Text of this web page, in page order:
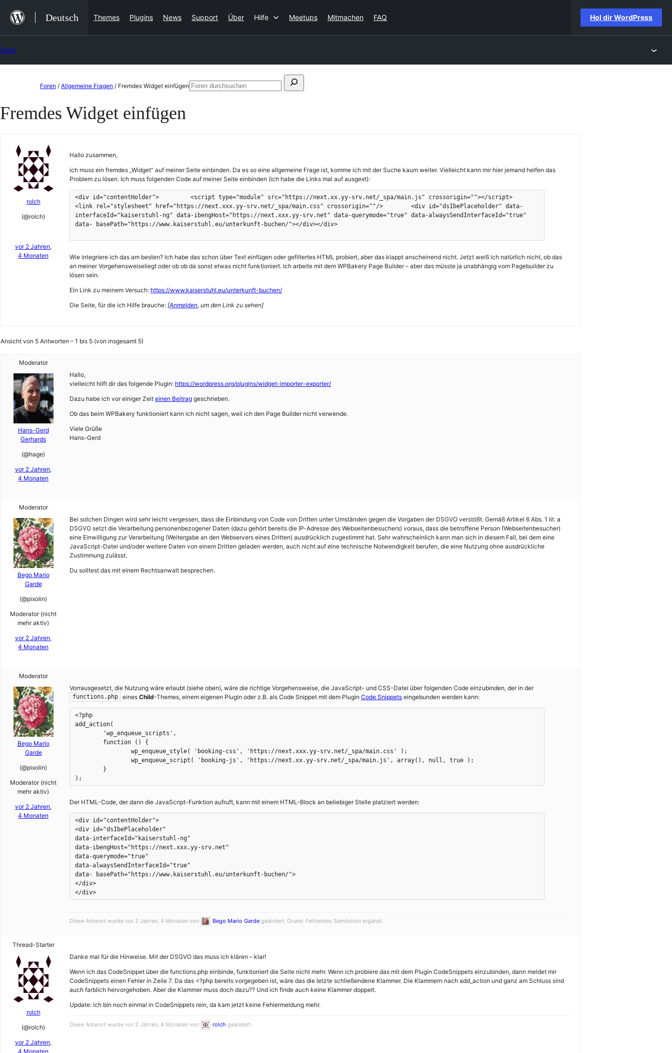
Inhalt
springen
Deutsch Themes Plugins News Support Über Hilfe Meetups Mitmachen FAQ Hol dir WordPress
springen
Foren / Allgemeine Fragen / Fremdes Widget einfügenSuchen
Foren
Fremdes Widget einfügen
rolch
(@rolch)
vor 2 Jahren,
4 Monaten
Hallo zusammen,
ich muss ein fremdes „Widget“ auf meiner Seite einbinden. Da es so eine allgemeine Frage ist, komme ich mit der Suche kaum weiter. Vielleicht kann mir hier jemand helfen das
Problem zu lösen. Ich muss folgenden Code auf meiner Seite einbinden (ich habe die Links mal auf ausgext):
<div id="contentHolder">         <script type="module" src="https://next.xx.yy-srv.net/_spa/main.js" crossorigin=""></script>
<link rel="stylesheet" href="https://next.xxx.yy-srv.net/_spa/main.css" crossorigin=""/>        <div id="dsIbePlaceholder" data-
interfaceId="kaiserstuhl-ng" data-ibengHost="https://next.xxx.yy-srv.net" data-querymode="true" data-alwaysSendInterfaceId="true"
data- basePath="https://www.kaiserstuhl.eu/unterkunft-buchen/"></div></div>
Wie integriere ich das am besten? Ich habe das schon über Text einfügen oder gefiltertes HTML probiert, aber das klappt anscheinend nicht. Jetzt weiß ich natürlich nicht, ob das
an meiner Vorgehensweiseliegt oder ob ob da sonst etwas nicht funktioniert. Ich arbeite mit dem WPBakery Page Builder – aber das müsste ja unabhängig vom Pagebuilder zu
lösen sein.
Ein Link zu meinem Versuch: https://www.kaiserstuhl.eu/unterkunft-buchen/
Die Seite, für die ich Hilfe brauche: [Anmelden, um den Link zu sehen]
Ansicht von 5 Antworten – 1 bis 5 (von insgesamt 5)
Moderator
Hans-Gerd
Gerhards
(@hage)
vor 2 Jahren,
4 Monaten
Hallo,
vielleicht hilft dir das folgende Plugin: https://wordpress.org/plugins/widget-importer-exporter/
Dazu habe ich vor einiger Zeit einen Beitrag geschrieben.
Ob das beim WPBakery funktioniert kann ich nicht sagen, weil ich den Page Builder nicht verwende.
Viele Grüße
Hans-Gerd
Moderator
Bego Mario
Garde
(@pixolin)
Moderator (nicht
mehr aktiv)
vor 2 Jahren,
4 Monaten
Bei solchen Dingen wird sehr leicht vergessen, dass die Einbindung von Code von Dritten unter Umständen gegen die Vorgaben der DSGVO verstößt. Gemäß Artikel 6 Abs. 1 lit. a
DSGVO setzt die Verarbeitung personenbezogener Daten (dazu gehört bereits die IP-Adresse des Webseitenbesuchers) voraus, dass die betroffene Person (Webseitenbesucher)
eine Einwilligung zur Verarbeitung (Weitergabe an den Webservers eines Dritten) ausdrücklich zugestimmt hat. Sehr wahrscheinlich kann man sich in diesem Fall, bei dem eine
JavaScript-Datei und/oder weitere Daten von einem Dritten geladen werden, auch nicht auf eine technische Notwendigkeit berufen, die eine Nutzung ohne ausdrückliche
Zustimmung zulässt.
Du solltest das mit einem Rechtsanwalt besprechen.
Moderator
Bego Mario
Garde
(@pixolin)
Moderator (nicht
mehr aktiv)
vor 2 Jahren,
4 Monaten
Vorrausgesetzt, die Nutzung wäre erlaubt (siehe oben), wäre die richtige Vorgehensweise, die JavaScript- und CSS-Datei über folgenden Code einzubinden, der in der
functions.php eines Child-Themes, einem eigenen Plugin oder z.B. als Code Snippet mit dem Plugin Code Snippets eingebunden werden kann:
<?php
add_action(
Der HTML-Code, der dann die JavaScript-Funktion aufruft, kann mit einem HTML-Block an beliebiger Stelle platziert werden:
<div id="contentHolder">
<div id="dsIbePlaceholder"
data-interfaceId="kaiserstuhl-ng"
data-ibengHost="https://next.xxx.yy-srv.net"
data-querymode="true"
data-alwaysSendInterfaceId="true"
data- basePath="https://www.kaiserstuhl.eu/unterkunft-buchen/">
</div>
</div>
Diese Antwort wurde vor 2 Jahren, 4 Monaten von Bego Mario Garde geändert. Grund: Fehlendes Semikolon ergänzt
Thread-Starter
rolch
(@rolch)
vor 2 Jahren,
4 Monaten
Danke mal für die Hinweise. Mit der DSGVO das muss ich klären – klar!
Wenn ich das CodeSnippet über die functions.php einbinde, funktioniert die Seite nicht mehr. Wenn ich probiere das mit dem Plugin CodeSnippets einzubinden, dann meldet mir
CodeSnippets einen Fehler in Zeile 7. Da das <?php bereits vorgegeben ist, wäre das die letzte schließendene Klammer. Die Klammern nach add_action und ganz am Schluss sind
auch farblich hervorgehoben. Aber die Klammer muss doch dazu?? Und ich finde auch keine Klammer doppelt.
Update: ich bin noch einmal in CodeSnippets rein, da kam jetzt keine Fehlermeldung mehr.
Diese Antwort wurde vor 2 Jahren, 4 Monaten von rolch geändert.